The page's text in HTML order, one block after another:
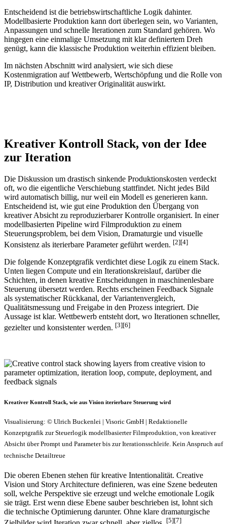
Entscheidend ist die betriebswirtschaftliche Logik dahinter.
Modellbasierte Produktion kann dort überlegen sein, wo Varianten,
Anpassungen und schnelle Iterationen zum Standard gehören. Wo
hingegen eine einmalige Umsetzung mit klar definiertem Dreh
genügt, kann die klassische Produktion weiterhin effizient bleiben.
Im nächsten Abschnitt wird analysiert, wie sich diese
Kostenmigration auf Wettbewerb, Wertschöpfung und die Rolle von
IP, Distribution und kreativer Originalität auswirkt.
Kreativer Kontroll Stack, von der Idee
zur Iteration
Die Diskussion um drastisch sinkende Produktionskosten verdeckt
oft, wo die eigentliche Verschiebung stattfindet. Nicht jedes Bild
wird automatisch billig, nur weil ein Modell es generieren kann.
Entscheidend ist, wie gut eine Produktion den Übergang von
kreativer Absicht zu reproduzierbarer Kontrolle organisiert. In einer
modellbasierten Pipeline wird Filmproduktion zu einem
Steuerungsproblem, bei dem Vision, Dramaturgie und visuelle
Konsistenz als iterierbare Parameter geführt werden. [2][4]
Die folgende Konzeptgrafik verdichtet diese Logik zu einem Stack.
Unten liegen Compute und ein Iterationskreislauf, darüber die
Schichten, in denen kreative Entscheidungen in maschinenlesbare
Steuerung übersetzt werden. Rechts erscheinen Feedback Signale
als systematischer Rückkanal, der Variantenvergleich,
Qualitätsmessung und Freigabe in den Prozess integriert. Die
Aussage ist klar. Wettbewerb entsteht dort, wo Iterationen schneller,
gezielter und konsistenter werden. [3][6]
Kreativer Kontroll Stack, wie aus Vision iterierbare Steuerung wird
Visualisierung: © Ulrich Buckenlei | Visoric GmbH | Redaktionelle
Konzeptgrafik zur Steuerlogik modellbasierter Filmproduktion, von kreativer
Absicht über Prompt und Parameter bis zur Iterationsschleife. Kein Anspruch auf
technische Detailtreue
Die oberen Ebenen stehen für kreative Intentionalität. Creative
Vision und Story Architecture definieren, was eine Szene bedeuten
soll, welche Perspektive sie erzeugt und welche emotionale Logik
sie trägt. Erst wenn diese Ebene sauber beschrieben ist, lohnt sich
die technische Optimierung darunter. Ohne klare dramaturgische
[5][7]